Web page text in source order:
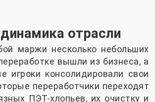
отрасли
маржи несколько небольших
вышли из бизнеса, а
игроки консолидировали свои
переработчики переходят
ПЭТ-хлопьев, их очистку и